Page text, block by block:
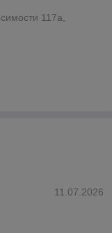
117а,
11.07.2026